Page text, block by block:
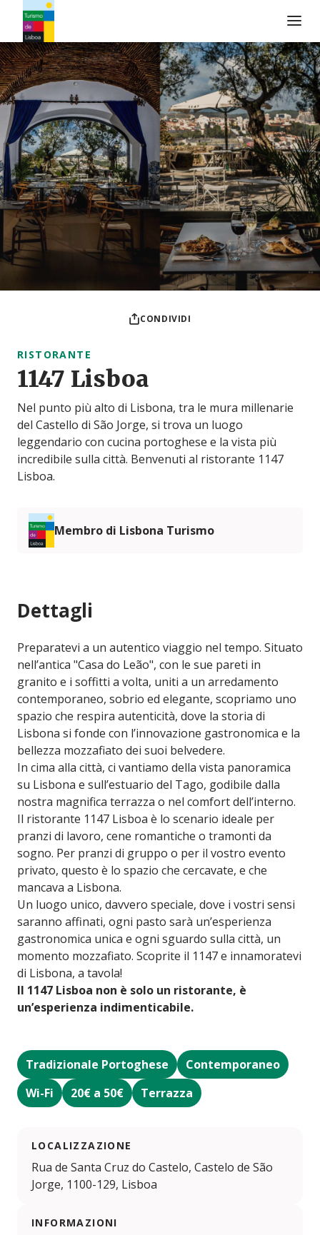
Logo di Turismo de Lisboa
CONDIVIDI
RISTORANTE
1147 Lisboa
Nel punto più alto di Lisbona, tra le mura millenarie
del Castello di São Jorge, si trova un luogo
leggendario con cucina portoghese e la vista più
incredibile sulla città. Benvenuti al ristorante 1147
Lisboa.
Membro di Lisbona Turismo
Dettagli
Preparatevi a un autentico viaggio nel tempo. Situato
nell’antica "Casa do Leão", con le sue pareti in
granito e i soffitti a volta, uniti a un arredamento
contemporaneo, sobrio ed elegante, scopriamo uno
spazio che respira autenticità, dove la storia di
Lisbona si fonde con l’innovazione gastronomica e la
bellezza mozzafiato dei suoi belvedere.
In cima alla città, ci vantiamo della vista panoramica
su Lisbona e sull’estuario del Tago, godibile dalla
nostra magnifica terrazza o nel comfort dell’interno.
Il ristorante 1147 Lisboa è lo scenario ideale per
pranzi di lavoro, cene romantiche o tramonti da
sogno. Per pranzi di gruppo o per il vostro evento
privato, questo è lo spazio che cercavate, e che
mancava a Lisbona.
Un luogo unico, davvero speciale, dove i vostri sensi
saranno affinati, ogni pasto sarà un’esperienza
gastronomica unica e ogni sguardo sulla città, un
momento mozzafiato. Scoprite il 1147 e innamoratevi
di Lisbona, a tavola!
Il 1147 Lisboa non è solo un ristorante, è
un’esperienza indimenticabile.
Tradizionale Portoghese
Contemporaneo
Wi-Fi
20€ a 50€ Terrazza
LOCALIZZAZIONE
Rua de Santa Cruz do Castelo, Castelo de São
Jorge, 1100-129, Lisboa
INFORMAZIONI